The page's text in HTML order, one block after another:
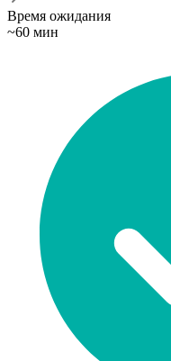
Время ожидания
~60 мин